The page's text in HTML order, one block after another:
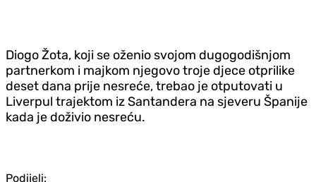
Diogo Žota, koji se oženio svojom dugogodišnjom
partnerkom i majkom njegovo troje djece otprilike
deset dana prije nesreće, trebao je otputovati u
Liverpul trajektom iz Santandera na sjeveru Španije
kada je doživio nesreću.
Podijeli: